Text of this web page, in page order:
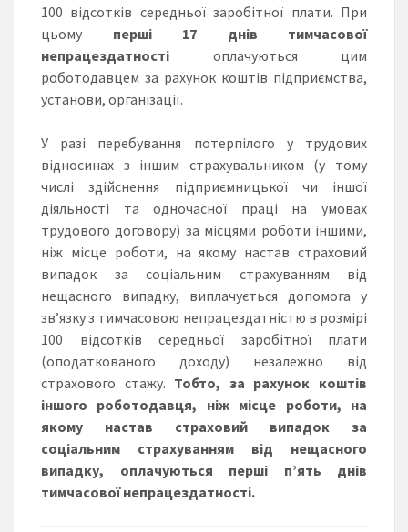
100 відсотків середньої заробітної плати. При
цьому перші 17 днів тимчасової
непрацездатності оплачуються цим
роботодавцем за рахунок коштів підприємства,
установи, організації.
У разі перебування потерпілого у трудових
відносинах з іншим страхувальником (у тому
числі здійснення підприємницької чи іншої
діяльності та одночасної праці на умовах
трудового договору) за місцями роботи іншими,
ніж місце роботи, на якому настав страховий
випадок за соціальним страхуванням від
нещасного випадку, виплачується допомога у
зв’язку з тимчасовою непрацездатністю в розмірі
100 відсотків середньої заробітної плати
(оподаткованого доходу) незалежно від
страхового стажу. Тобто, за рахунок коштів
іншого роботодавця, ніж місце роботи, на
якому настав страховий випадок за
соціальним страхуванням від нещасного
випадку, оплачуються перші п’ять днів
тимчасової непрацездатності.